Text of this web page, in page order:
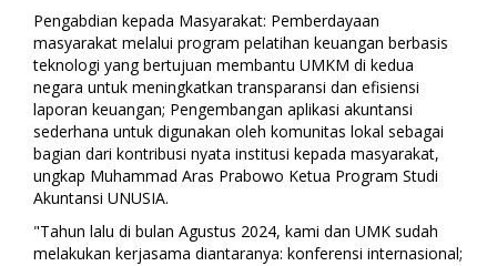
Pengabdian kepada Masyarakat: Pemberdayaan
masyarakat melalui program pelatihan keuangan berbasis
teknologi yang bertujuan membantu UMKM di kedua
negara untuk meningkatkan transparansi dan efisiensi
laporan keuangan; Pengembangan aplikasi akuntansi
sederhana untuk digunakan oleh komunitas lokal sebagai
bagian dari kontribusi nyata institusi kepada masyarakat,
ungkap Muhammad Aras Prabowo Ketua Program Studi
Akuntansi UNUSIA.
"Tahun lalu di bulan Agustus 2024, kami dan UMK sudah
melakukan kerjasama diantaranya: konferensi internasional;